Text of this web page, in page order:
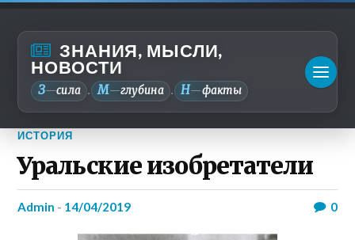
ЗНАНИЯ, МЫСЛИ,
НОВОСТИ
З—сила . М—глубина . Н—факты
ИСТОРИЯ
Уральские изобретатели
admin - 14/04/2019 0